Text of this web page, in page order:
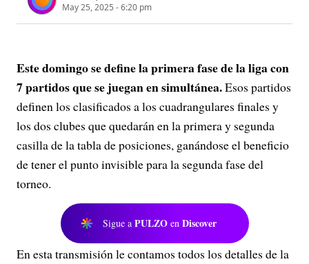
May 25, 2025 - 6:20 pm
Este domingo se define la primera fase de la liga con
7 partidos que se juegan en simultánea.Esos partidos
definen los clasificados a los cuadrangulares finales y
los dos clubes que quedarán en la primera y segunda
casilla de la tabla de posiciones, ganándose el beneficio
de tener el punto invisible para la segunda fase del
torneo.
Sigue a PULZO en Discover
En esta transmisión le contamos todos los detalles de la